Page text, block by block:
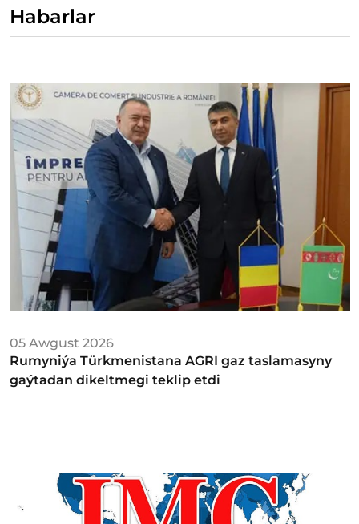
Habarlar
05 Awgust 2026
Rumyniýa Türkmenistana AGRI gaz taslamasyny
gaýtadan dikeltmegi teklip etdi